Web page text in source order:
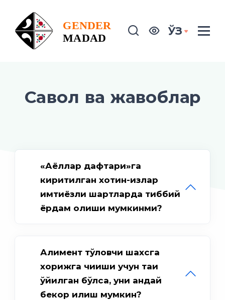
ЎЗ
Савол ва жавоблар
«Аёллар дафтари»га
киритилган хотин-қизлар
имтиёзли шартларда тиббий
ёрдам олиши мумкинми?
Алимент тўловчи шахсга
хорижга чиқиши учун тақиқ
қўйилган бўлса, уни қандай
бекор қилиш мумкин?